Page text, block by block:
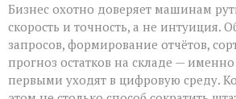
Бизнес охотно доверяет машинам
скорость и точность, а не интуиция.
запросов, формирование отчётов,
прогноз остатков на складе —
первыми уходят в цифровую среду.